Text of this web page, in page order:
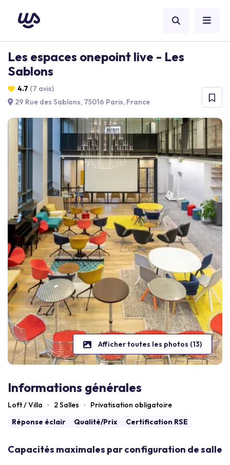
Les espaces onepoint live - Les
Sablons
4.7 (7 avis)
29 Rue des Sablons, 75016 Paris, France
Afficher toutes les photos (13)
Informations générales
Loft / Villa · 2 Salles ·
Privatisation obligatoire
Réponse éclair
Qualité/Prix Certification RSE
Capacités maximales par configuration de salle